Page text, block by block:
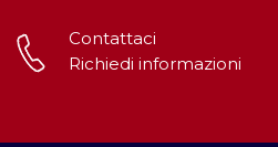
Contattaci
Richiedi informazioni